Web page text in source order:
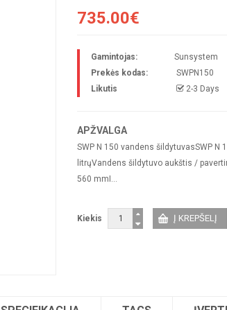
735.00€
Gamintojas:
Sunsystem
Prekės kodas:
SWPN150
Likutis
2-3 Days
APŽVALGA
SWP N 150 vandens šildytuvasSWP
litrųVandens šildytuvo aukštis /
560 mmI...
Kiekis